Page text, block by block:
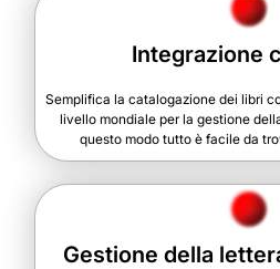
Integrazione
Semplifica la catalogazione dei libri
livello mondiale per la gestione
questo modo tutto è facile da
Gestione della